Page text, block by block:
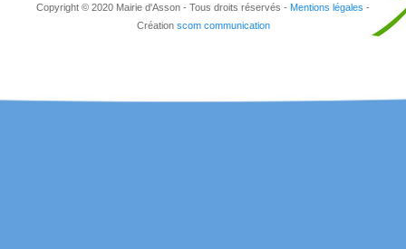
Copyright © 2020 Mairie d'Asson - Tous droits réservés - Mentions légales -
Création scom communication